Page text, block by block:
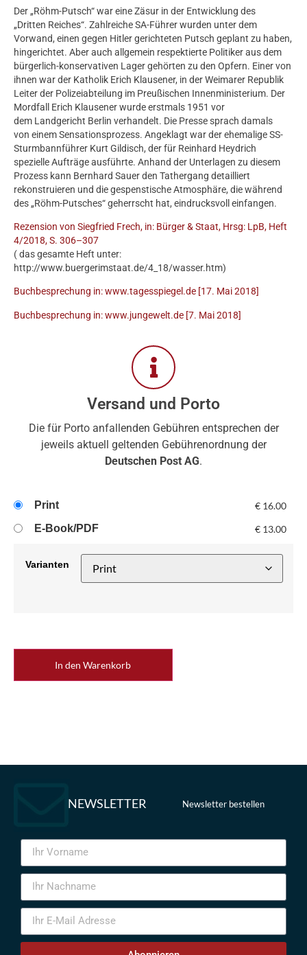
Der „Röhm-Putsch“ war eine Zäsur in der Entwicklung des
„Dritten Reiches“. Zahlreiche SA-Führer wurden unter dem
Vorwand, einen gegen Hitler gerichteten Putsch geplant zu haben,
hingerichtet. Aber auch allgemein respektierte Politiker aus dem
bürgerlich-konservativen Lager gehörten zu den Opfern. Einer von
ihnen war der Katholik Erich Klausener, in der Weimarer Republik
Leiter der Polizeiabteilung im Preußischen Innenministerium. Der
Mordfall Erich Klausener wurde erstmals 1951 vor
dem Landgericht Berlin verhandelt. Die Presse sprach damals
von einem Sensationsprozess. Angeklagt war der ehemalige SS-
Sturmbannführer Kurt Gildisch, der für Reinhard Heydrich
spezielle Aufträge ausführte. Anhand der Unterlagen zu diesem
Prozess kann Bernhard Sauer den Tathergang detailliert
rekonstruieren und die gespenstische Atmosphäre, die während
des „Röhm-Putsches“ geherrscht hat, eindrucksvoll einfangen.
Rezension von Siegfried Frech, in: Bürger & Staat, Hrsg: LpB, Heft
4/2018, S. 306–307
( das gesamte Heft unter:
http://www.buergerimstaat.de/4_18/wasser.htm)
Buchbesprechung in: www.tagesspiegel.de [17. Mai 2018]
Buchbesprechung in: www.jungewelt.de [7. Mai 2018]
Versand und Porto
Die für Porto anfallenden Gebühren entsprechen der
jeweils aktuell geltenden Gebührenordnung der
Deutschen Post AG.
Print € 16.00
E-Book/PDF
€ 13.00
Varianten
In den Warenkorb
NEWSLETTER Newsletter bestellen